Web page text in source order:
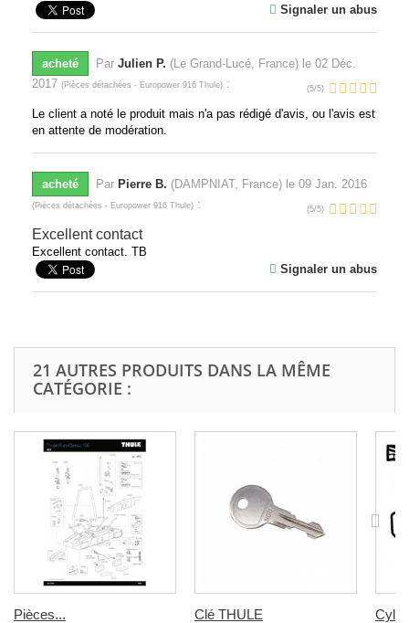
Signaler un abus
acheté Par Julien P. (Le Grand-Lucé, France) le 02 Déc.
2017 (Pièces détachées - Europower 916 Thule) : (5/5)
Le client a noté le produit mais n'a pas rédigé d'avis, ou l'avis est
en attente de modération.
acheté Par Pierre B. (DAMPNIAT, France) le 09 Jan. 2016
(Pièces détachées - Europower 916 Thule) : (5/5)
Excellent contact
Excellent contact. TB
Signaler un abus
21 AUTRES PRODUITS DANS LA MÊME
CATÉGORIE :
Pièces... Clé THULE